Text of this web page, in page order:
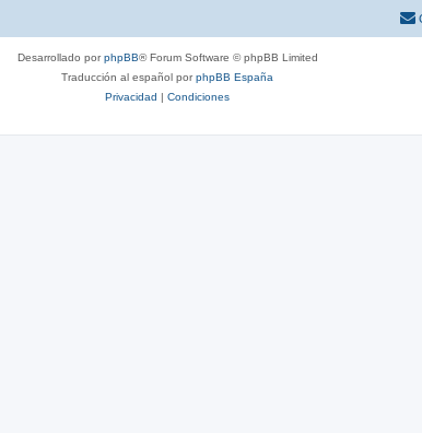
Desarrollado porphpBB® Forum Software © phpBB Limited
Traducción al español porphpBB España
Privacidad | Condiciones